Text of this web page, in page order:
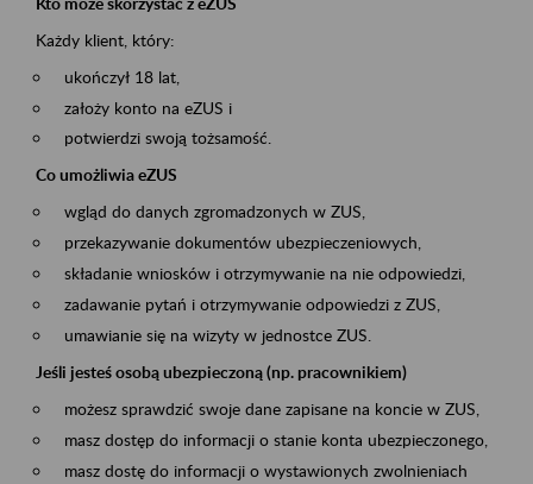
Każdy klient, który:
ukończył 18 lat,
założy konto na eZUS i
potwierdzi swoją tożsamość.
Co umożliwia eZUS
wgląd do danych zgromadzonych w ZUS,
przekazywanie dokumentów ubezpieczeniowych,
składanie wniosków i otrzymywanie na nie odpowiedzi,
zadawanie pytań i otrzymywanie odpowiedzi z ZUS,
umawianie się na wizyty w jednostce ZUS.
Jeśli jesteś osobą ubezpieczoną (np. pracownikiem)
możesz sprawdzić swoje dane zapisane na koncie w ZUS,
masz dostęp do informacji o stanie konta ubezpieczonego,
masz dostę do informacji o wystawionych zwolnieniach